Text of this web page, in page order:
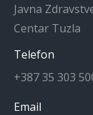
Javna
Centar Tuzla
Telefon
+387 35 303
Email